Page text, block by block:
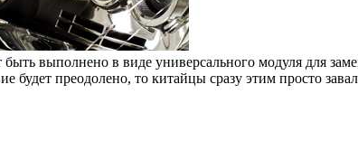
выполнено в виде универсального модуля для
будет преодолено, то китайцы сразу этим просто